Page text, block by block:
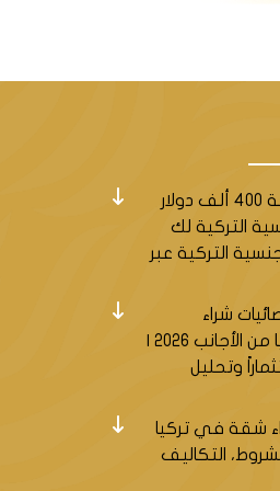
وتضم أنشطة لا
هواية
مما
يعني فرصة رائعة للتسوّق بين
سوق كاديكوي
على محطة
اشتري عقارًا بقيمة 400 ألف دولار
التركية لك
التركية عبر
شراء
وتحليل
شقة في تركيا
الشروط، التكاليف